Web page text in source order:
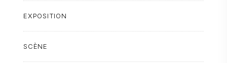
EXPOSITION
SCÈNE